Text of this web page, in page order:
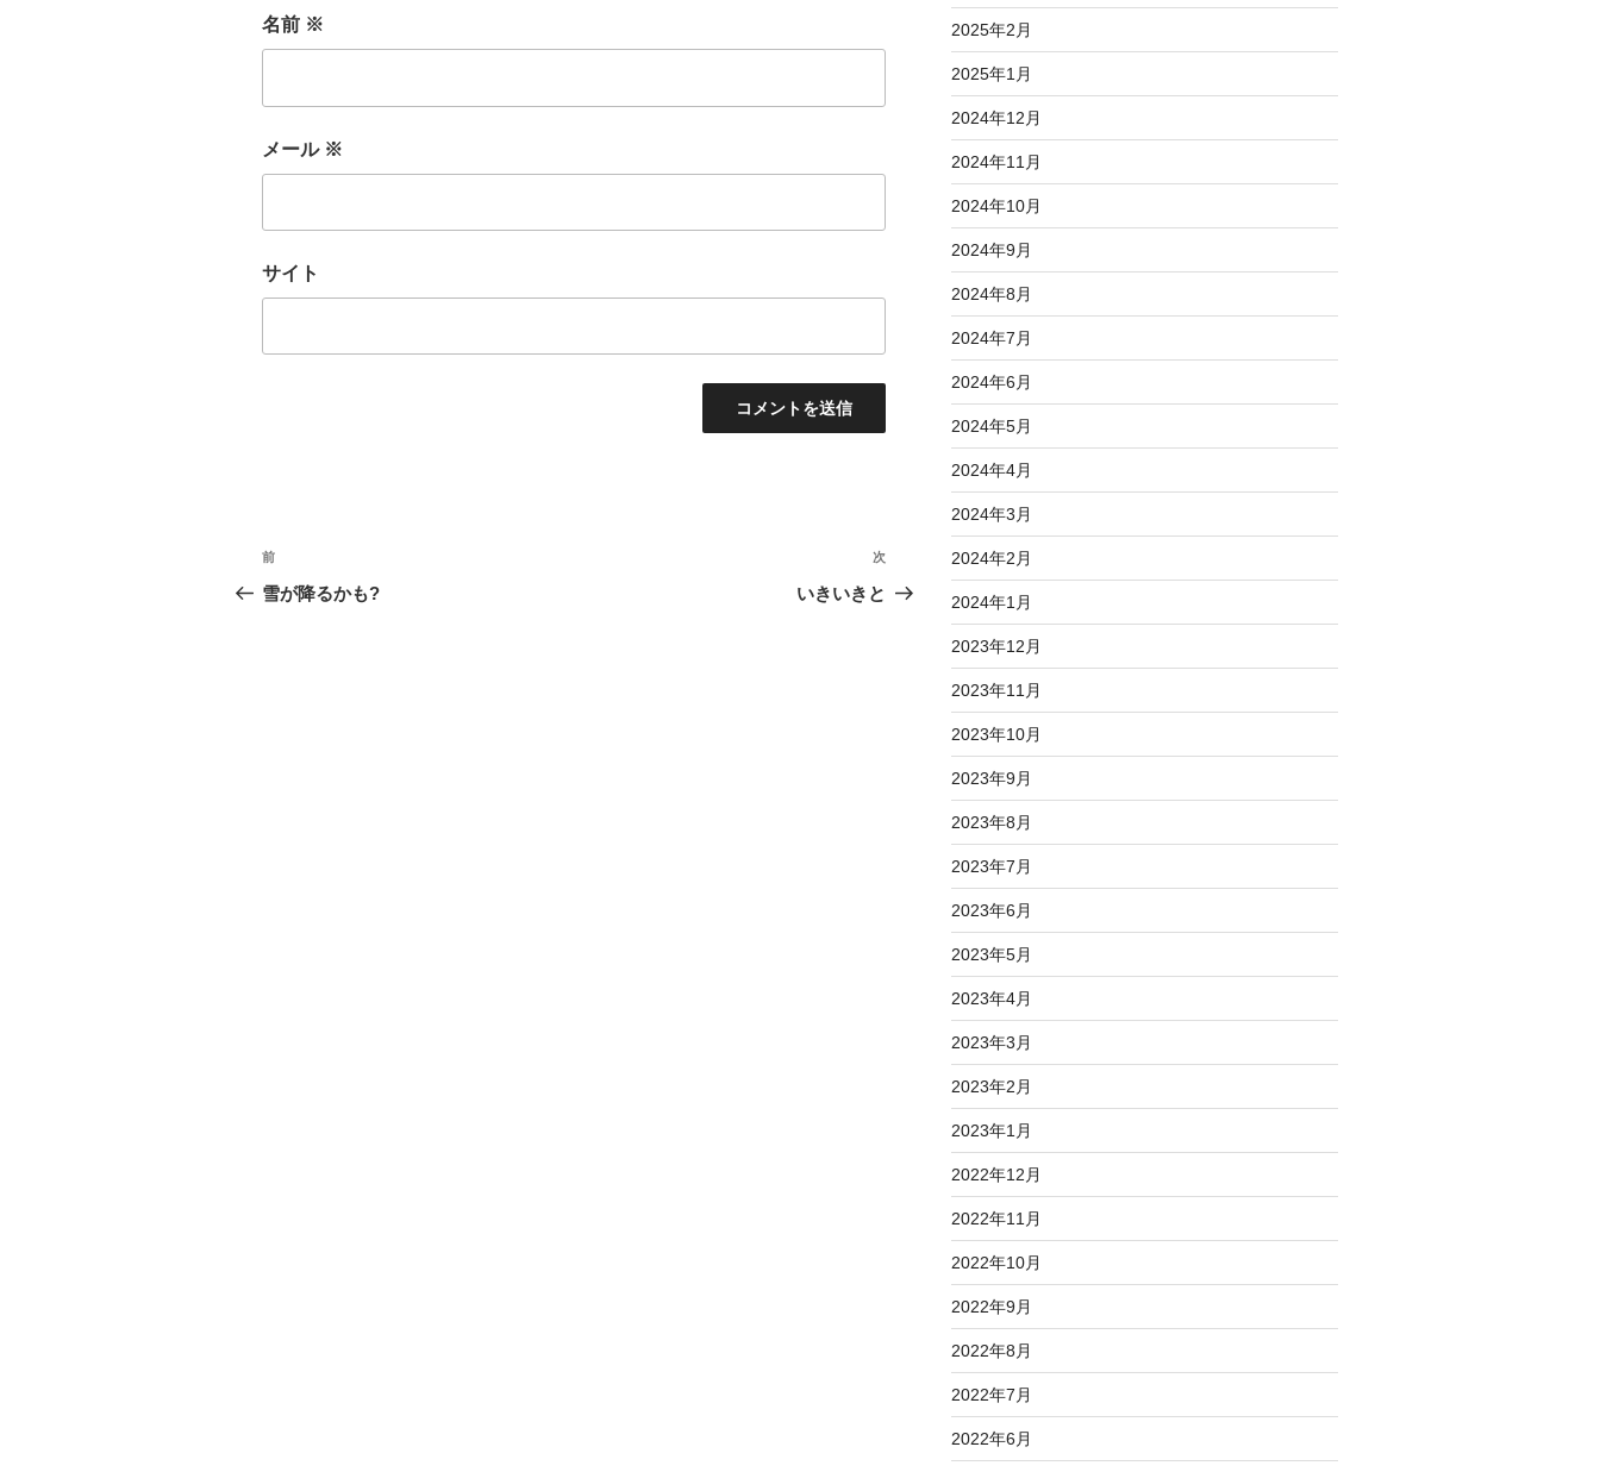
名前 ※
メール ※
サイト
投
稿
前
の
前
雪が降るかも?
次
の
次
いきいきと
2025年2月
2025年1月
2024年12月
2024年11月
2024年10月
2024年9月
2024年8月
2024年7月
2024年6月
2024年5月
2024年4月
2024年3月
2024年2月
2024年1月
2023年12月
2023年11月
2023年10月
2023年9月
2023年8月
2023年7月
2023年6月
2023年5月
2023年4月
2023年3月
2023年2月
2023年1月
2022年12月
2022年11月
2022年10月
2022年9月
2022年8月
2022年7月
2022年6月